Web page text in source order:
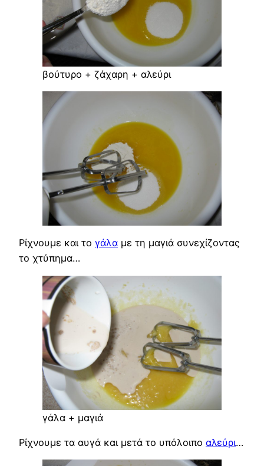
βούτυρο + ζάχαρη + αλεύρι
Ρίχνουμε και το γάλα με τη μαγιά συνεχίζοντας
το χτύπημα…
γάλα + μαγιά
Ρίχνουμε τα αυγά και μετά το υπόλοιπο αλεύρι…